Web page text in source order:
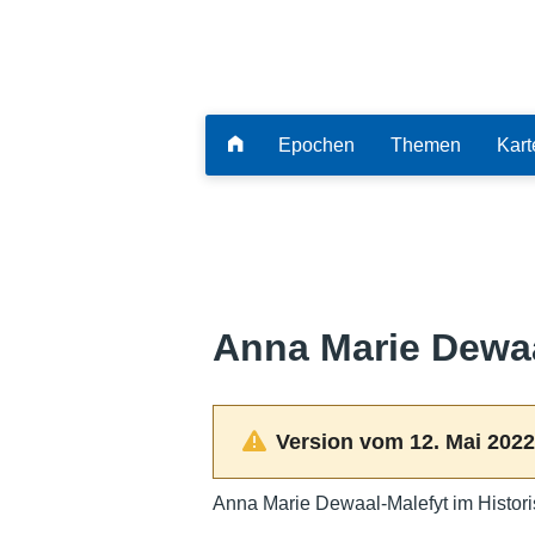
Epochen Themen
Anna Marie
Version vom 12. Mai
Anna Marie Dewaal-Malefyt im